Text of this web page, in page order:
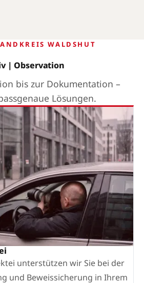
WALDSHUT
| Observation
bis zur Dokumentation –
Lösungen.
unterstützen wir Sie bei der
und Beweissicherung in Ihrem